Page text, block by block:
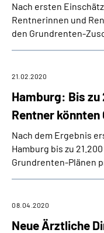
Nach ersten
Rentnerinnen und
den Grundrenten-
Hamburg: Bis zu
Rentner
21.02.2020
Nach dem Ergebnis
Hamburg bis zu
Grundrenten-Plänen
Neue Ärztliche
08.04.2020